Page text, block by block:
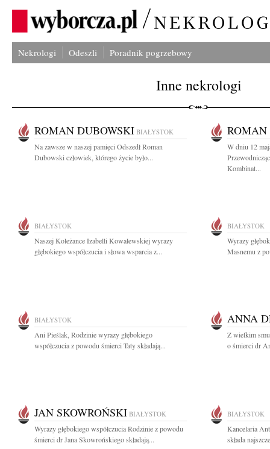
Nekrologi Odeszli Poradnik pogrzebowy
Inne nekrologi
ROMAN DUBOWSKI BIAŁYSTOK
Na zawsze w naszej pamięci Odszedł Roman
Dubowski człowiek, którego życie było...
ROMAN
W dniu 12
Kombinat...
BIAŁYSTOK
Naszej Koleżance Izabelli Kowalewskiej wyrazy
głębokiego współczucia i słowa wsparcia z...
BIAŁYSTOK
Wyrazy
Masnemu z
BIAŁYSTOK
Ani Pieślak, Rodzinie wyrazy głębokiego
współczucia z powodu śmierci Taty składają...
ANNA
Z wielkim
o śmierci dr
JAN SKOWROŃSKI BIAŁYSTOK
Wyrazy głębokiego współczucia Rodzinie z powodu
śmierci dr Jana Skowrońskiego składają...
BIAŁYSTOK
Kancelaria
składa